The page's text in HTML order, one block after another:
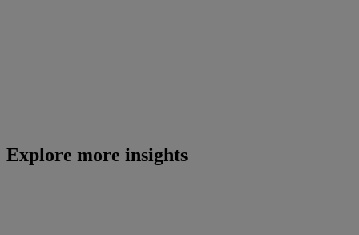
Explore more insights